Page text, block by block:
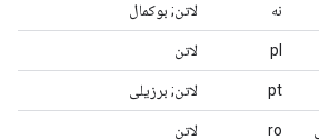
نه لاتن; بوکمال
pl لاتن
pt لاتن; برزیلی
ro لاتن